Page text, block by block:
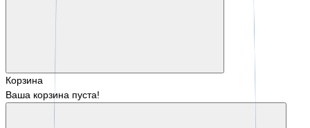
Корзина
Ваша корзина пуста!